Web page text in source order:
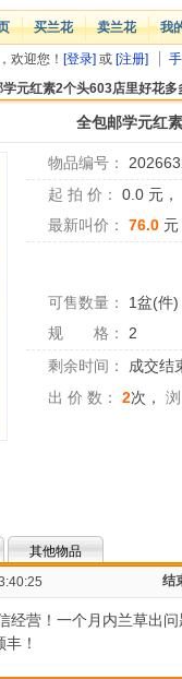
买兰花 卖兰花 我
欢迎您！ [登录] 或 [注册]
学元红素2个头603店里好花多
全包邮学元红
物品编号：
起 拍 价：
0.0 元，
最新叫价：
76.0 元
可售数量： 1盆(件)
规 格：
2
剩余时间：
成交结
出 价 数：
2次，
其他物品
结
经营！一个月内兰草出
！